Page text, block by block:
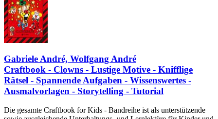
Gabriele André, Wolfgang André
Craftbook - Clowns - Lustige Motive - Knifflige
Rätsel - Spannende Aufgaben - Wissenswertes -
Ausmalvorlagen - Storytelling - Tutorial
Die gesamte Craftbook for Kids - Bandreihe ist als unterstützende